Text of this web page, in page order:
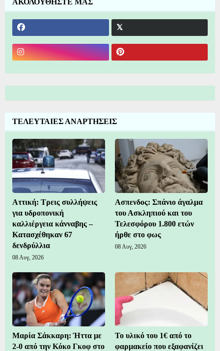
ΤΕΛΕΥΤΑΙΕΣ ΑΝΑΡΤΗΣΕΙΣ
Αττική: Τρεις συλλήψεις
για υδροπονική
καλλιέργεια κάνναβης –
Κατασχέθηκαν 67
δενδρύλλια
08 Αυγ, 2026
Ασπενδος: Σπάνιο άγαλμα
του Ασκληπιού και του
Τελεσφόρου 1.800 ετών
ήρθε στο φως
08 Αυγ, 2026
Μαρία Σάκκαρη: Ήττα με
2-0 από την Κόκο Γκοφ στο
Το υλικό του 1€ από το
φαρμακείο που εξαφανίζει